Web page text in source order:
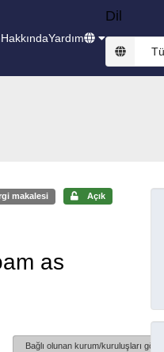
HakkındaYardım
Dil
makalesi Açık
as
Bağlı olunan kurum/kuruluşları